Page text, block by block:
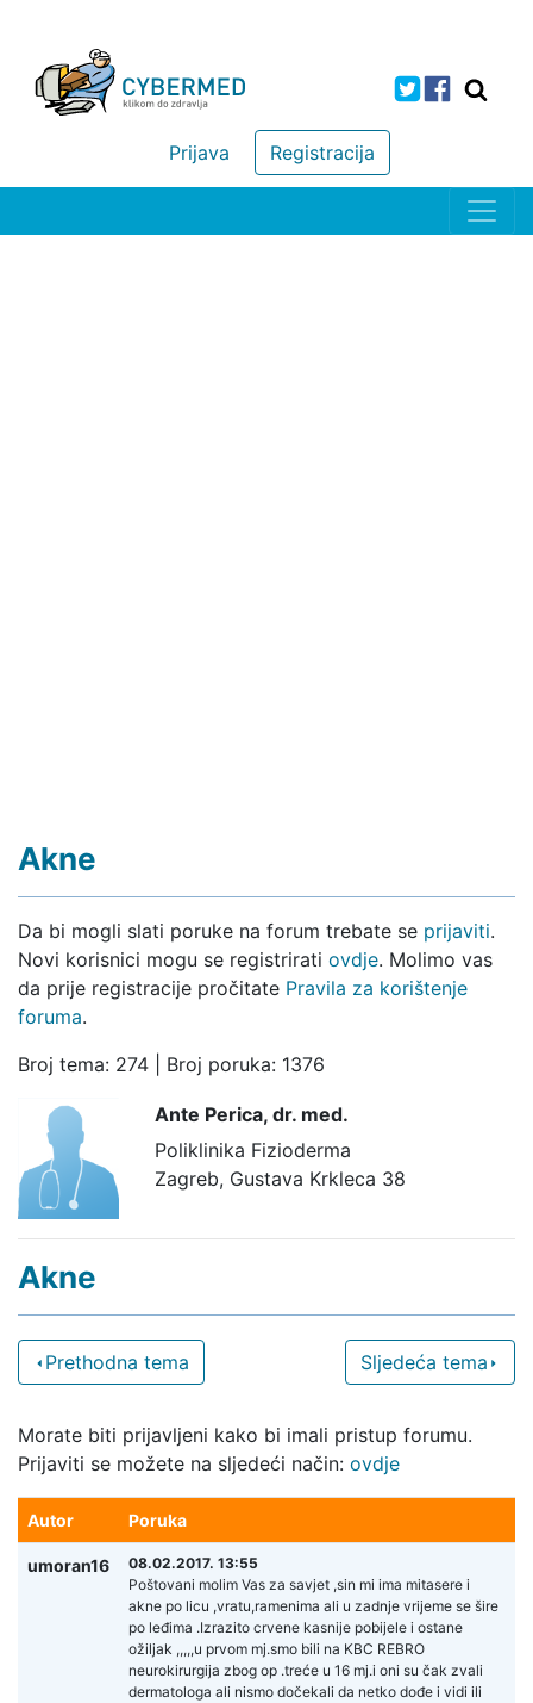
Registracija
Prijava
Akne
Da bi mogli slati poruke na forum trebate se prijaviti.
Novi korisnici mogu se registrirati ovdje. Molimo vas
da prije registracije pročitate Pravila za korištenje
foruma.
Broj tema: 274 | Broj poruka: 1376
Ante Perica, dr. med.
Poliklinika Fizioderma
Zagreb, Gustava Krkleca 38
Akne
Prethodna tema Sljedeća tema
Morate biti prijavljeni kako bi imali pristup forumu.
Prijaviti se možete na sljedeći način: ovdje
Autor Poruka
umoran16
08.02.2017. 13:55
Poštovani molim Vas za savjet ,sin mi ima mitasere i
akne po licu ,vratu,ramenima ali u zadnje vrijeme se šire
po leđima .Izrazito crvene kasnije pobijele i ostane
ožiljak ,,,,,u prvom mj.smo bili na KBC REBRO
neurokirurgija zbog op .treće u 16 mj.i oni su čak zvali
dermatologa ali nismo dočekali da netko dođe i vidi ili